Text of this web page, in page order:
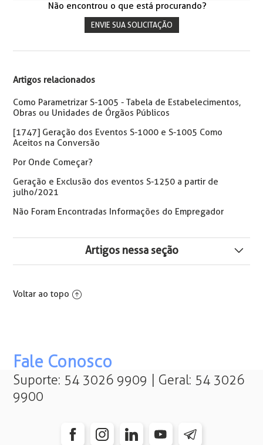
Não encontrou o que está procurando?
ENVIE SUA SOLICITAÇÃO
Artigos relacionados
Como Parametrizar S-1005 - Tabela de Estabelecimentos,
Obras ou Unidades de Órgãos Públicos
[1747] Geração dos Eventos S-1000 e S-1005 Como
Aceitos na Conversão
Por Onde Começar?
Geração e Exclusão dos eventos S-1250 a partir de
julho/2021
Não Foram Encontradas Informações do Empregador
Artigos nessa seção
1000
Obrigatoriedade do CPF no Cadastro do eSocial
Como Parametrizar S-1005 - Tabela de
Estabelecimentos, Obras ou Unidades de Órgãos
Voltar ao topo
Fale Conosco
Suporte: 54 3026 9909 | Geral: 54 3026
9900